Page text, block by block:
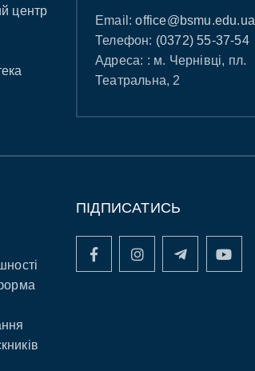
центр
Email:office@bsmu.edu.ua
Телефон: (0372) 55-37-54
Адреса: : м. Чернівці, пл.
Театральна, 2
ПІДПИСАТИСЬ